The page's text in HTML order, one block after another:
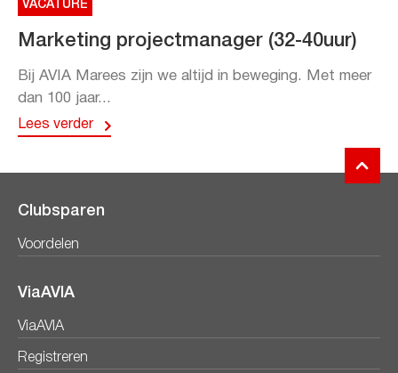
VACATURE
Marketing projectmanager (32-40uur)
Bij AVIA Marees zijn we altijd in beweging. Met meer
dan 100 jaar...
Lees verder
Clubsparen
Voordelen
ViaAVIA
ViaAVIA
Registreren